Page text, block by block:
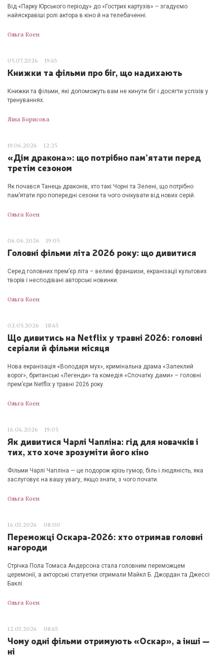
Від «Парку Юрського періоду» до «Гострих картузів» – згадуємо
найяскравіші ролі актора в кіно й на телебаченні.
Ольга Коен
05.07.2026 19:45
Книжки та фільми про біг, що надихають
Книжки та фільми, які допоможуть вам не кинути біг і досягти успіхів у
тренуваннях.
Ліна Борисова
19.06.2026 12:25
«Дім дракона»: що потрібно пам’ятати перед
третім сезоном
Як почався Танець драконів, хто такі Чорні та Зелені, що потрібно
пам’ятати про попередні сезони та чого очікувати від нових серій.
Ольга Коен
06.06.2026 19:05
Головні фільми літа 2026 року: що дивитися
Серед головних прем’єр літа – великі франшизи, екранізації культових
творів і несподівані авторські новинки.
Ольга Коен
02.05.2026 18:45
Що дивитись на Netflix у травні 2026: головні
серіали й фільми місяця
Нова екранізація «Володаря мух», кримінальна драма «Запеклий
ворог», британські «Легенди» та комедія «Спочатку дами» – головні
прем’єри Netflix у травні 2026 року.
Ольга Коен
16.04.2026 19:05
Як дивитися Чарлі Чапліна: гід для новачків і
тих, хто хоче зрозуміти його кіно
Фільми Чарлі Чапліна — це подорож крізь гумор, біль і людяність, яка
заслуговує на вашу увагу, якщо знати, з чого почати.
Ольга Коен
16.03.2026 08:00
Переможці Оскара-2026: хто отримав головні
нагороди
Стрічка Пола Томаса Андерсона стала головним переможцем
церемонії, а акторські статуетки отримали Майкл Б. Джордан та Джессі
Баклі.
Ольга Коен
12.03.2026 08:45
Чому одні фільми отримують «Оскар», а інші —
ні